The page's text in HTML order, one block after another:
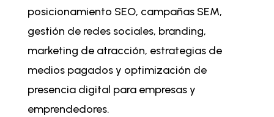
posicionamiento SEO, campañas SEM,
gestión de redes sociales, branding,
marketing de atracción, estrategias de
medios pagados y optimización de
presencia digital para empresas y
emprendedores.